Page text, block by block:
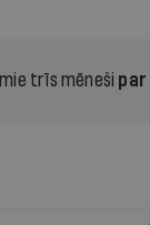
trīs mēneši par